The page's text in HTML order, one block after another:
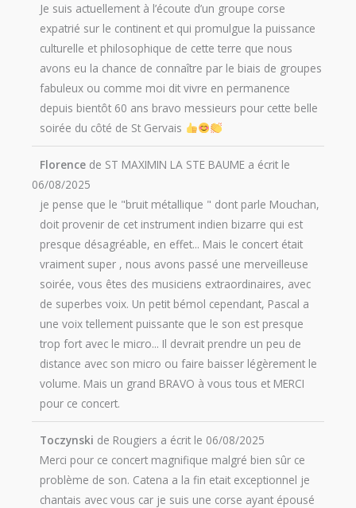
Je suis actuellement à l’écoute d’un groupe corse
expatrié sur le continent et qui promulgue la puissance
culturelle et philosophique de cette terre que nous
avons eu la chance de connaître par le biais de groupes
fabuleux ou comme moi dit vivre en permanence
depuis bientôt 60 ans bravo messieurs pour cette belle
soirée du côté de St Gervais
Florence de ST MAXIMIN LA STE BAUME a écrit le
06/08/2025
je pense que le "bruit métallique " dont parle Mouchan,
doit provenir de cet instrument indien bizarre qui est
presque désagréable, en effet... Mais le concert était
vraiment super , nous avons passé une merveilleuse
soirée, vous êtes des musiciens extraordinaires, avec
de superbes voix. Un petit bémol cependant, Pascal a
une voix tellement puissante que le son est presque
trop fort avec le micro... Il devrait prendre un peu de
distance avec son micro ou faire baisser légèrement le
volume. Mais un grand BRAVO à vous tous et MERCI
pour ce concert.
Toczynski de Rougiers a écrit le 06/08/2025
Merci pour ce concert magnifique malgré bien sûr ce
problème de son. Catena a la fin etait exceptionnel je
chantais avec vous car je suis une corse ayant épousé